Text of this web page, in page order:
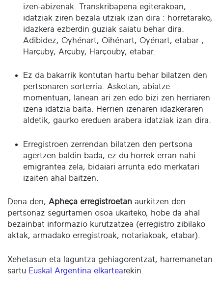
izen-abizenak. Transkribapena egiterakoan,
idatziak ziren bezala utziak izan dira : horretarako,
idazkera ezberdin guziak saiatu behar dira.
Adibidez, Oyhénart, Oihénart, Oyénart, etabar ;
Harçuby, Arçuby, Harçouby, etabar.
Ez da bakarrik kontutan hartu behar bilatzen den
pertsonaren sorterria. Askotan, abiatze
momentuan, lanean ari zen edo bizi zen herriaren
izena idatzia baita. Herrien izenaren idazkeraren
aldetik, gaurko ereduen arabera idatziak izan dira.
Erregistroen zerrendan bilatzen den pertsona
agertzen baldin bada, ez du horrek erran nahi
emigrantea zela, bidaiari arrunta edo merkatari
izaiten ahal baitzen.
Dena den, Apheça erregistroetan aurkitzen den
pertsonaz segurtamen osoa ukaiteko, hobe da ahal
bezainbat informazio kurutzatzea (erregistro zibilako
aktak, armadako erregistroak, notariakoak, etabar).
Xehetasun eta laguntza gehiagorentzat, harremanetan
sartu Euskal Argentina elkartearekin.